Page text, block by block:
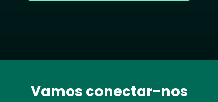
Vamos conectar-nos